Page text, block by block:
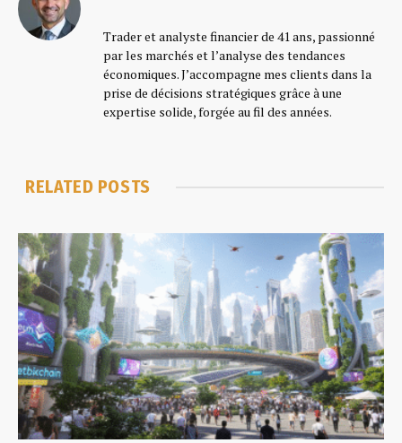
Paymium
Trading français
Respect MiCA, transparence
Concentration sur BTC, conformité
Just Mining
Investment mining
Focalisation sur minage responsable
Trader et analyste financier de 41 ans, passionné
par les marchés et l’analyse des tendances
économiques. J’accompagne mes clients dans la
prise de décisions stratégiques grâce à une
expertise solide, forgée au fil des années.
RELATED POSTS